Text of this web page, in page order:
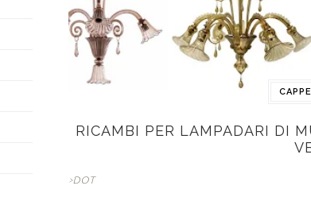
RICAMBI PER LAMPADARI DI
>DOT